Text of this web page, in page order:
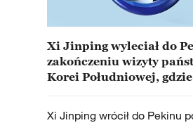
Xi Jinping wyleciał do
zakończeniu wizyty
Korei Południowej, gdzie
Xi Jinping wrócił do Pekinu